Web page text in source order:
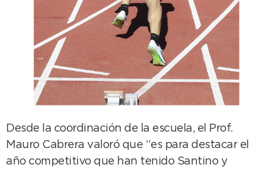
Desde la coordinación de la escuela, el Prof.
Mauro Cabrera valoró que “es para destacar el
año competitivo que han tenido Santino y